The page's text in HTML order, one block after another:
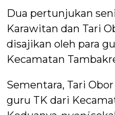
Dua pertunjukan
Karawitan dan Tari
disajikan oleh para
Kecamatan
Sementara, Tari
guru TK dari